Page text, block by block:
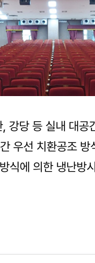
강당 등 실내 대공
우선 치환공조 방
식에 의한 냉난방